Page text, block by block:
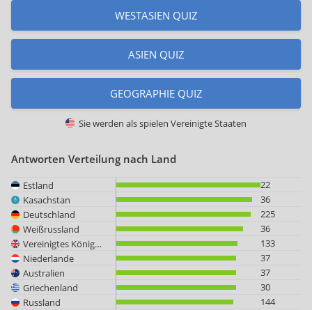
WESTASIEN QUIZ
ASIEN QUIZ
GEOGRAPHIE QUIZ
Sie werden als spielen Vereinigte Staaten
Antworten Verteilung nach Land
Estland
22
Kasachstan
36
Deutschland
225
Weißrussland
36
Vereinigtes Königreich
133
Niederlande
37
Australien
37
Griechenland
30
Russland
144